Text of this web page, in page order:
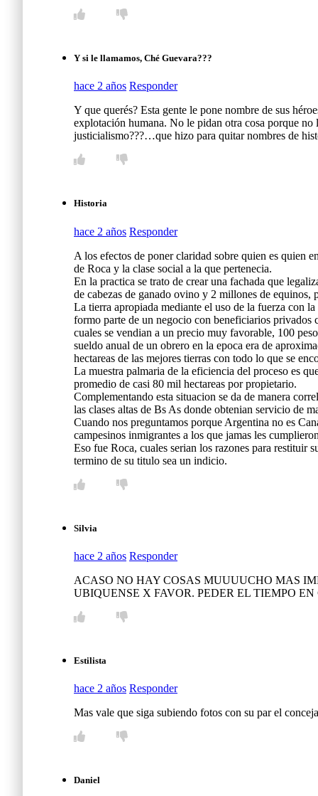
Y si le llamamos, Ché Guevara???
hace 2 años Responder
Y que querés? Esta gente le pone nombre de sus
explotación humana. No le pidan otra cosa porque
justicialismo???…que hizo para quitar nombres de
Historia
hace 2 años Responder
A los efectos de poner claridad sobre quien es quien
de Roca y la clase social a la que pertenecia.
En la practica se trato de crear una fachada que
de cabezas de ganado ovino y 2 millones de
La tierra apropiada mediante el uso de la fuerza con
formo parte de un negocio con beneficiarios privados
cuales se vendian a un precio muy favorable, 100
sueldo anual de un obrero en la epoca era de
hectareas de las mejores tierras con todo lo que se
La muestra palmaria de la eficiencia del proceso es
promedio de casi 80 mil hectareas por propietario.
Complementando esta situacion se da de manera
las clases altas de Bs As donde obtenian servicio de
Cuando nos preguntamos porque Argentina no es
campesinos inmigrantes a los que jamas les
Eso fue Roca, cuales serian los razones para restituir
termino de su titulo sea un indicio.
Silvia
hace 2 años Responder
ACASO NO HAY COSAS MUUUUCHO MAS
UBIQUENSE X FAVOR. PEDER EL TIEMPO
Estilista
hace 2 años Responder
Mas vale que siga subiendo fotos con su par el
Daniel